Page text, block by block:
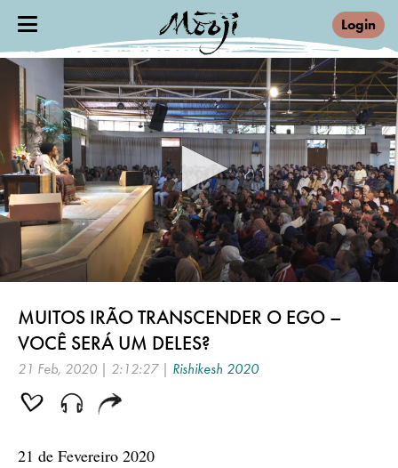
Login
hours,
minutes,
seconds
MUITOS IRÃO TRANSCENDER O EGO –
VOCÊ SERÁ UM DELES?
21 Feb, 2020 | 2:12:27 | Rishikesh 2020
21 de Fevereiro 2020